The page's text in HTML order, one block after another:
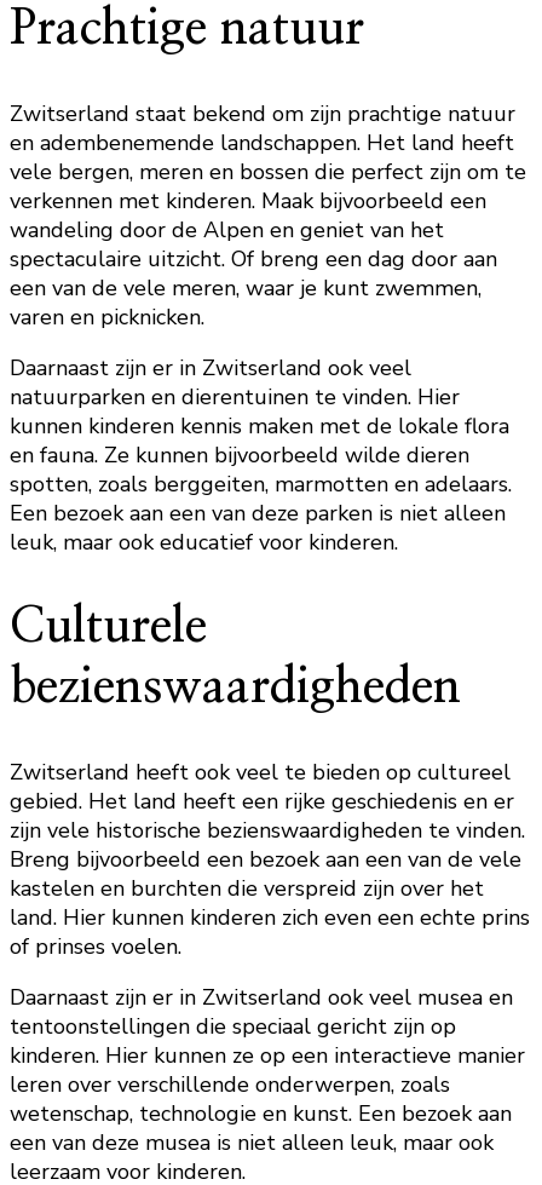
Prachtige natuur
Zwitserland staat bekend om zijn prachtige natuur
en adembenemende landschappen. Het land heeft
vele bergen, meren en bossen die perfect zijn om te
verkennen met kinderen. Maak bijvoorbeeld een
wandeling door de Alpen en geniet van het
spectaculaire uitzicht. Of breng een dag door aan
een van de vele meren, waar je kunt zwemmen,
varen en picknicken.
Daarnaast zijn er in Zwitserland ook veel
natuurparken en dierentuinen te vinden. Hier
kunnen kinderen kennis maken met de lokale flora
en fauna. Ze kunnen bijvoorbeeld wilde dieren
spotten, zoals berggeiten, marmotten en adelaars.
Een bezoek aan een van deze parken is niet alleen
leuk, maar ook educatief voor kinderen.
Culturele
bezienswaardigheden
Zwitserland heeft ook veel te bieden op cultureel
gebied. Het land heeft een rijke geschiedenis en er
zijn vele historische bezienswaardigheden te vinden.
Breng bijvoorbeeld een bezoek aan een van de vele
kastelen en burchten die verspreid zijn over het
land. Hier kunnen kinderen zich even een echte prins
of prinses voelen.
Daarnaast zijn er in Zwitserland ook veel musea en
tentoonstellingen die speciaal gericht zijn op
kinderen. Hier kunnen ze op een interactieve manier
leren over verschillende onderwerpen, zoals
wetenschap, technologie en kunst. Een bezoek aan
een van deze musea is niet alleen leuk, maar ook
leerzaam voor kinderen.